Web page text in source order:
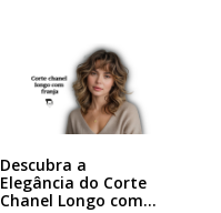
Descubra a
Elegância do Corte
Chanel Longo com…